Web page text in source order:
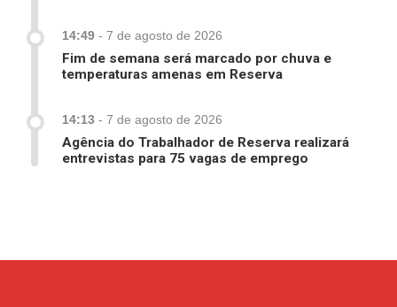
14:49 - 7 de agosto de 2026
Fim de semana será marcado por chuva e
temperaturas amenas em Reserva
14:13 - 7 de agosto de 2026
Agência do Trabalhador de Reserva realizará
entrevistas para 75 vagas de emprego